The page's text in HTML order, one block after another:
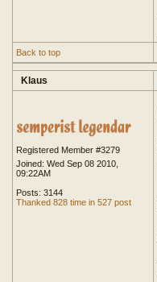
Back to top
Klaus
Registered Member #3279
Joined: Wed Sep 08 2010,
09:22AM
Posts: 3144
Thanked 828 time in 527 post